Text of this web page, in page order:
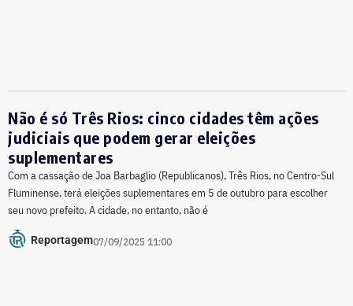
Não é só Três Rios: cinco cidades têm ações
judiciais que podem gerar eleições
suplementares
Com a cassação de Joa Barbaglio (Republicanos), Três Rios, no Centro-Sul
Fluminense, terá eleições suplementares em 5 de outubro para escolher
seu novo prefeito. A cidade, no entanto, não é
Reportagem07/09/2025 11:00